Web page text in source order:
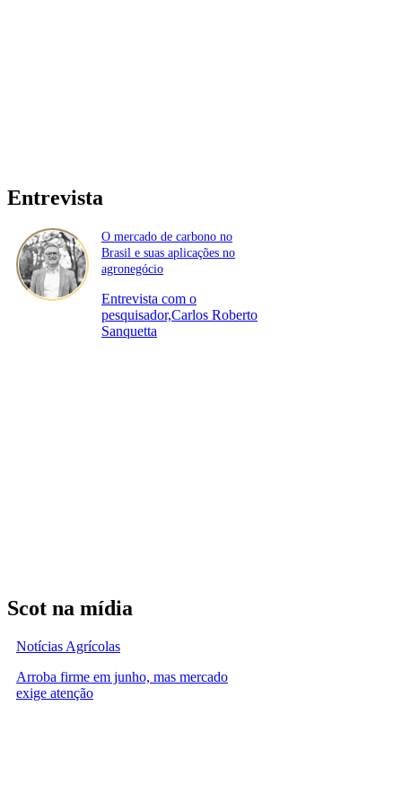
Entrevista
O mercado de carbono no
Brasil e suas aplicações no
agronegócio
Entrevista com o
pesquisador,Carlos Roberto
Sanquetta
Scot na mídia
Notícias Agrícolas
Arroba firme em junho, mas mercado
exige atenção